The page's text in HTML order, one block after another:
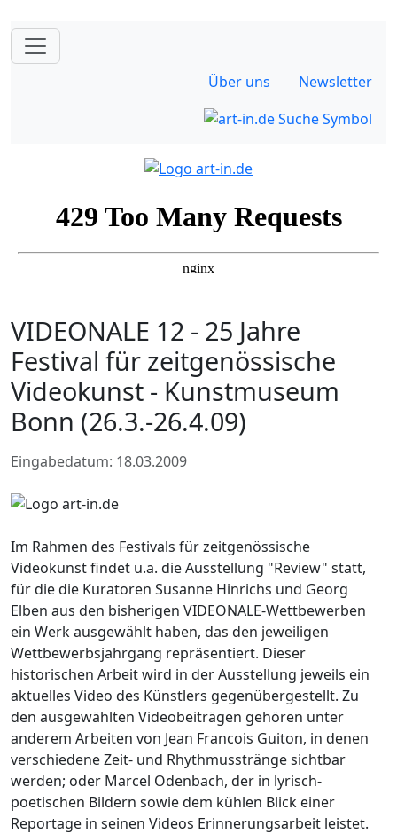
Über uns Newsletter
VIDEONALE 12 - 25 Jahre
Festival für zeitgenössische
Videokunst - Kunstmuseum
Bonn (26.3.-26.4.09)
Eingabedatum: 18.03.2009
Im Rahmen des Festivals für zeitgenössische
Videokunst findet u.a. die Ausstellung "Review" statt,
für die die Kuratoren Susanne Hinrichs und Georg
Elben aus den bisherigen VIDEONALE-Wettbewerben
ein Werk ausgewählt haben, das den jeweiligen
Wettbewerbsjahrgang repräsentiert. Dieser
historischen Arbeit wird in der Ausstellung jeweils ein
aktuelles Video des Künstlers gegenübergestellt. Zu
den ausgewählten Videobeiträgen gehören unter
anderem Arbeiten von Jean Francois Guiton, in denen
verschiedene Zeit- und Rhythmusstränge sichtbar
werden; oder Marcel Odenbach, der in lyrisch-
poetischen Bildern sowie dem kühlen Blick einer
Reportage in seinen Videos Erinnerungsarbeit leistet.